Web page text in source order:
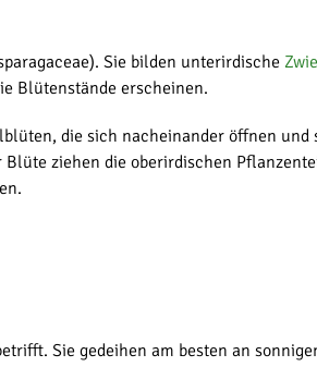
Sie bilden unterirdische
Blütenstände erscheinen.
die sich nacheinander öffnen
ziehen die oberirdischen
Sie gedeihen am besten an